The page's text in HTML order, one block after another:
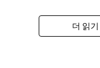
더 읽기